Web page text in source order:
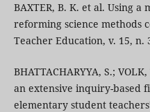
BAXTER, B. K. et al. Using a
reforming science methods
Teacher Education, v. 15, n.
BHATTACHARYYA, S.;
an extensive inquiry-based
elementary student